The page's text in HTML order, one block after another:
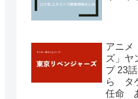
アニメ
ズ」ヤ
プ 23
ら タ
任命